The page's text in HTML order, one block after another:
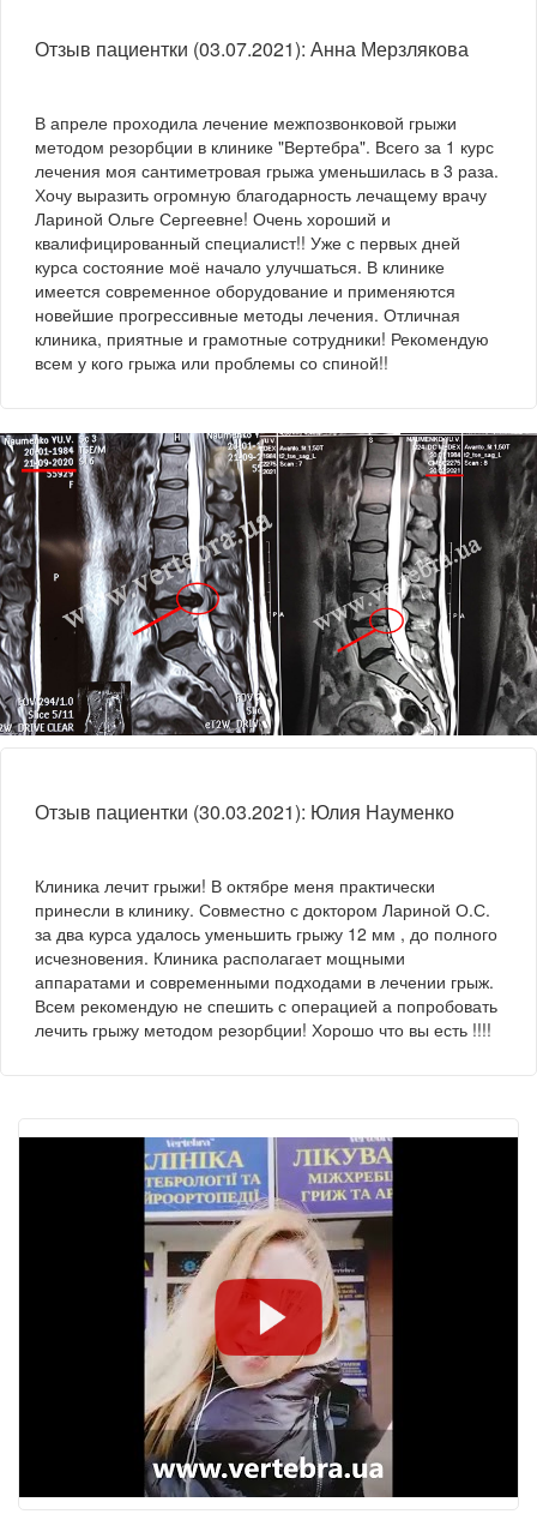
Отзыв пациентки (03.07.2021): Анна Мерзлякова
В апреле проходила лечение межпозвонковой грыжи
методом резорбции в клинике "Вертебра". Всего за 1 курс
лечения моя сантиметровая грыжа уменьшилась в 3 раза.
Хочу выразить огромную благодарность лечащему врачу
Лариной Ольге Сергеевне! Очень хороший и
квалифицированный специалист!! Уже с первых дней
курса состояние моё начало улучшаться. В клинике
имеется современное оборудование и применяются
новейшие прогрессивные методы лечения. Отличная
клиника, приятные и грамотные сотрудники! Рекомендую
всем у кого грыжа или проблемы со спиной!!
Отзыв пациентки (30.03.2021): Юлия Науменко
Клиника лечит грыжи! В октябре меня практически
принесли в клинику. Совместно с доктором Лариной О.С.
за два курса удалось уменьшить грыжу 12 мм , до полного
исчезновения. Клиника располагает мощными
аппаратами и современными подходами в лечении грыж.
Всем рекомендую не спешить с операцией а попробовать
лечить грыжу методом резорбции! Хорошо что вы есть !!!!